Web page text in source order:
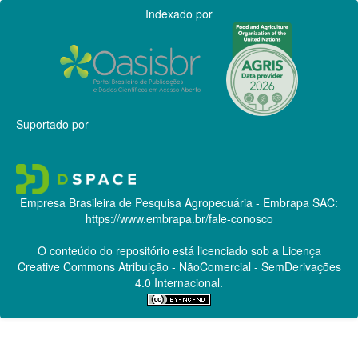
Indexado por
Suportado por
Empresa Brasileira de Pesquisa Agropecuária - Embrapa SAC:
https://www.embrapa.br/fale-conosco
O conteúdo do repositório está licenciado sob a Licença
Creative CommonsAtribuição - NãoComercial - SemDerivações
4.0 Internacional.